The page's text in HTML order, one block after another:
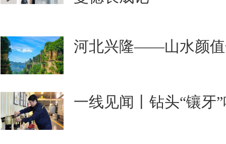
河北兴隆——山水颜值
一线见闻丨钻头“镶牙